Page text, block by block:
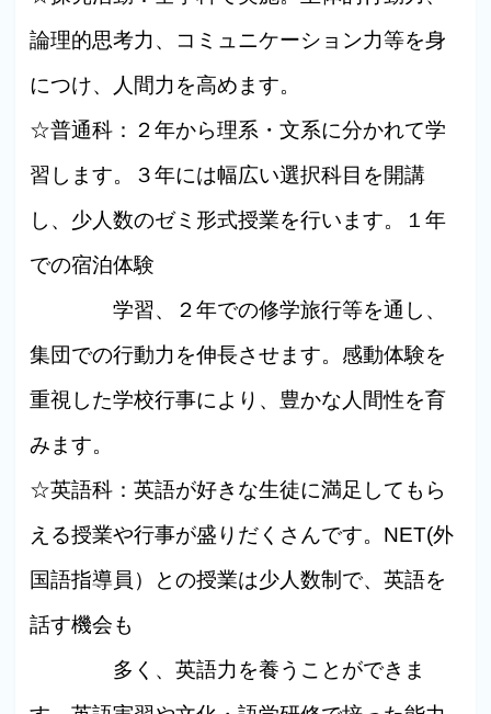
論理的思考力、コミュニケーション力等を身
につけ、人間力を高めます。
☆普通科：２年から理系・文系に分かれて学
習します。３年には幅広い選択科目を開講
し、少人数のゼミ形式授業を行います。１年
での宿泊体験
学習、２年での修学旅行等を通し、
集団での行動力を伸長させます。感動体験を
重視した学校行事により、豊かな人間性を育
みます。
☆英語科：英語が好きな生徒に満足してもら
える授業や行事が盛りだくさんです。NET(外
国語指導員）との授業は少人数制で、英語を
話す機会も
多く、英語力を養うことができま